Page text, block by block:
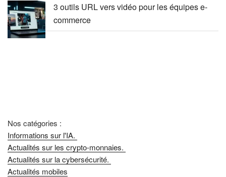
3 outils URL vers vidéo pour les équipes e-
commerce
Nos catégories :
Informations sur l'IA.
Actualités sur les crypto-monnaies.
Actualités sur la cybersécurité.
Actualités mobiles